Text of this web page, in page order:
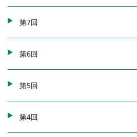
第7回
第6回
第5回
第4回